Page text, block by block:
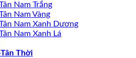
Nam Trắng
Nam Vàng
Nam Xanh Dương
Nam Xanh Lá
Thời